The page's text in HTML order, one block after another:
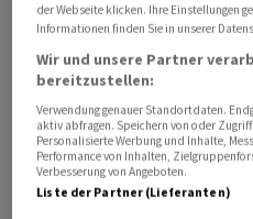
hat", schrieb er. Dazu
Video, in dem
sehen sind.
Der Gouverneur des
Tschaus, schrieb, die Stadt
zufolge von einer
worden. Er rief die
der Webseite klicken. Ihre Einstellungen
Informationen finden Sie in unserer
Wir und unsere Partner
bereitzustellen:
Verwendung genauer Standortdaten.
aktiv abfragen. Speichern von oder
Personalisierte Werbung und Inhalte,
Performance von Inhalten,
Verbesserung von Angeboten.
Liste der Partner (Lieferanten)